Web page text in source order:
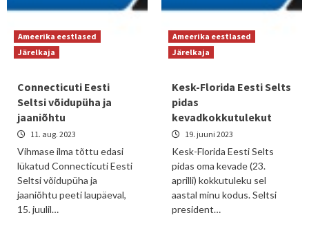
Ameerika eestlased
Järelkaja
Connecticuti Eesti
Seltsi võidupüha ja
jaaniõhtu
11. aug. 2023
Vihmase ilma tõttu edasi
lükatud Connecticuti Eesti
Seltsi võidupüha ja
jaaniõhtu peeti laupäeval,
15. juulil…
Ameerika eestlased
Järelkaja
Kesk-Florida Eesti Selts
pidas
kevadkokkutulekut
19. juuni 2023
Kesk-Florida Eesti Selts
pidas oma kevade (23.
aprilli) kokkutuleku sel
aastal minu kodus. Seltsi
president…